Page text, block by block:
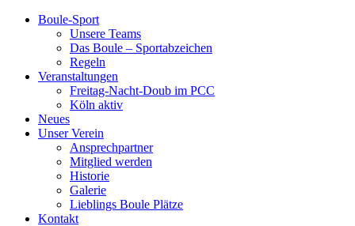
Boule-Sport
Unsere Teams
Das Boule – Sportabzeichen
Regeln
Veranstaltungen
Freitag-Nacht-Doub im PCC
Köln aktiv
Neues
Unser Verein
Ansprechpartner
Mitglied werden
Historie
Galerie
Lieblings Boule Plätze
Kontakt